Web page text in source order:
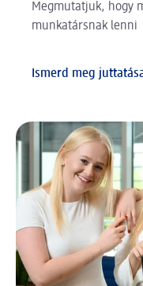
Megmutatjuk, hogy
munkatársnak lenni
Ismerd meg